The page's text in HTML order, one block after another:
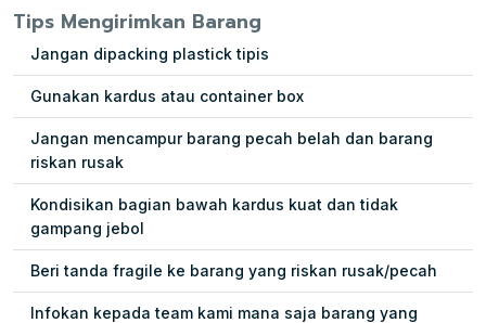
Tips Mengirimkan Barang
Jangan dipacking plastick tipis
Gunakan kardus atau container box
Jangan mencampur barang pecah belah dan barang
riskan rusak
Kondisikan bagian bawah kardus kuat dan tidak
gampang jebol
Beri tanda fragile ke barang yang riskan rusak/pecah
Infokan kepada team kami mana saja barang yang